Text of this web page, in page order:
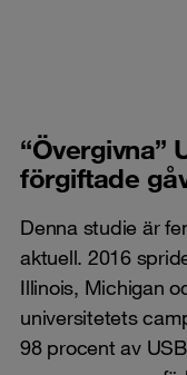
“Övergivna”
förgiftade
Denna studie är
aktuell. 2016
Illinois, Michigan
universitetets
98 procent av